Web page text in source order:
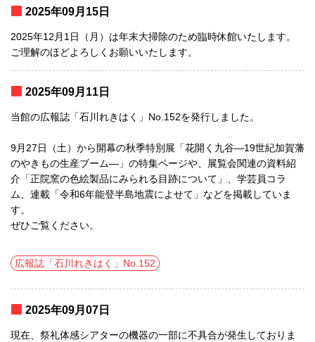
2025年09月15日
2025年12月1日（月）は年末大掃除のため臨時休館いたします。
ご理解のほどよろしくお願いいたします。
2025年09月11日
当館の広報誌「石川れきはく」No.152を発行しました。
9月27日（土）から開幕の秋季特別展「花開く九谷―19世紀加賀藩
のやきもの生産ブーム―」の特集ページや、展覧会関連の資料紹
介「正院窯の色絵製品にみられる目跡について」、学芸員コラ
ム、連載「令和6年能登半島地震によせて」などを掲載していま
す。
ぜひご覧ください。
広報誌「石川れきはく」No.152
2025年09月07日
現在、祭礼体感シアターの機器の一部に不具合が発生しておりま